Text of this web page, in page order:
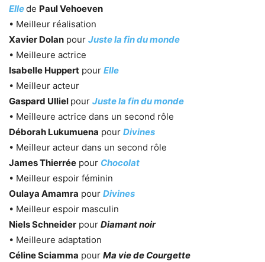
Ellede Paul Vehoeven
• Meilleur réalisation
Xavier Dolan pour Juste la fin du monde
• Meilleure actrice
Isabelle Huppert pour Elle
• Meilleur acteur
Gaspard Ulliel pour Juste la fin du monde
• Meilleure actrice dans un second rôle
Déborah Lukumuena pour Divines
• Meilleur acteur dans un second rôle
James Thierrée pour Chocolat
• Meilleur espoir féminin
Oulaya Amamra pour Divines
• Meilleur espoir masculin
Niels Schneider pour Diamant noir
• Meilleure adaptation
Céline Sciamma pour Ma vie de Courgette